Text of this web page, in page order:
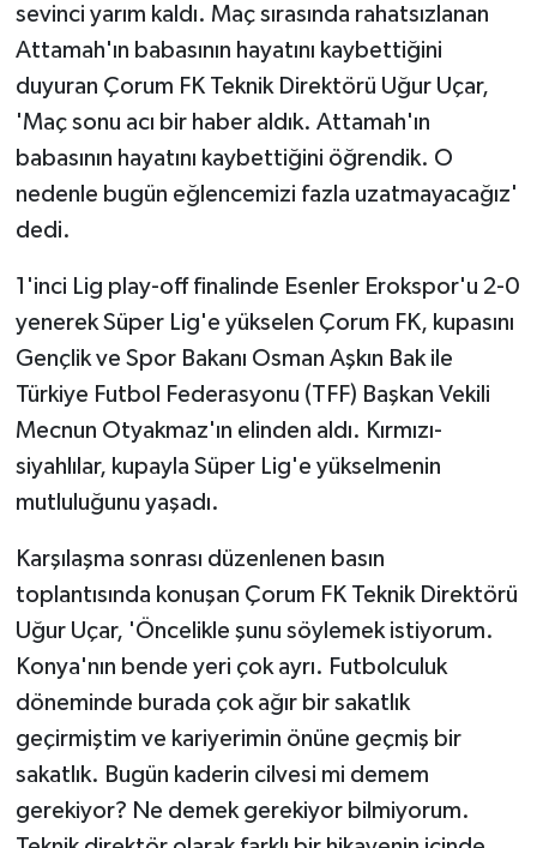
sevinci yarım kaldı. Maç sırasında rahatsızlanan
Attamah'ın babasının hayatını kaybettiğini
duyuran Çorum FK Teknik Direktörü Uğur Uçar,
'Maç sonu acı bir haber aldık. Attamah'ın
babasının hayatını kaybettiğini öğrendik. O
nedenle bugün eğlencemizi fazla uzatmayacağız'
dedi.
1'inci Lig play-off finalinde Esenler Erokspor'u 2-0
yenerek Süper Lig'e yükselen Çorum FK, kupasını
Gençlik ve Spor Bakanı Osman Aşkın Bak ile
Türkiye Futbol Federasyonu (TFF) Başkan Vekili
Mecnun Otyakmaz'ın elinden aldı. Kırmızı-
siyahlılar, kupayla Süper Lig'e yükselmenin
mutluluğunu yaşadı.
Karşılaşma sonrası düzenlenen basın
toplantısında konuşan Çorum FK Teknik Direktörü
Uğur Uçar, 'Öncelikle şunu söylemek istiyorum.
Konya'nın bende yeri çok ayrı. Futbolculuk
döneminde burada çok ağır bir sakatlık
geçirmiştim ve kariyerimin önüne geçmiş bir
sakatlık. Bugün kaderin cilvesi mi demem
gerekiyor? Ne demek gerekiyor bilmiyorum.
Son Dakika
Yaşam
Yerel